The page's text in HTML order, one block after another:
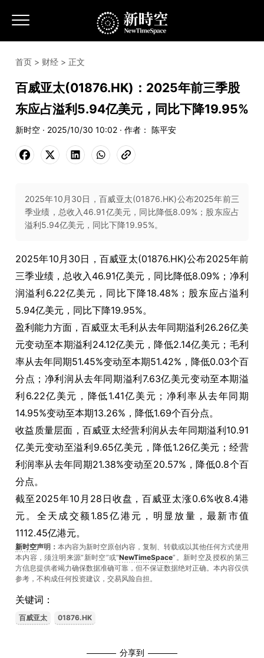
首页 > 财经 > 正文
百威亚太(01876.HK)：2025年前三季股
东应占溢利5.94亿美元，同比下降19.95%
新时空 · 2025/10/30 10:02 · 作者： 陈平安
2025年10月30日，百威亚太(01876.HK)公布2025年前三
季业绩，总收入46.91亿美元，同比降低8.09%；股东应占
溢利5.94亿美元，同比下降19.95%。
2025年10月30日，百威亚太(01876.HK)公布2025年前
三季业绩，总收入46.91亿美元，同比降低8.09%；净利
润溢利6.22亿美元，同比下降18.48%；股东应占溢利
5.94亿美元，同比下降19.95%。
盈利能力方面，百威亚太毛利从去年同期溢利26.26亿美
元变动至本期溢利24.12亿美元，降低2.14亿美元；毛利
率从去年同期51.45%变动至本期51.42%，降低0.03个百
分点；净利润从去年同期溢利7.63亿美元变动至本期溢
利6.22亿美元，降低1.41亿美元；净利率从去年同期
14.95%变动至本期13.26%，降低1.69个百分点。
收益质量层面，百威亚太经营利润从去年同期溢利10.91
亿美元变动至溢利9.65亿美元，降低1.26亿美元；经营
利润率从去年同期21.38%变动至20.57%，降低0.8个百
分点。
截至2025年10月28日收盘，百威亚太涨0.6%收8.4港
元。全天成交额1.85亿港元，明显放量，最新市值
1112.45亿港元。
新时空声明： 本内容为新时空原创内容，复制、转载或以其他任何方式使用
本内容，须注明来源“新时空”或“NewTimeSpace”。新时空及授权的第三
方信息提供者竭力确保数据准确可靠，但不保证数据绝对正确。本內容仅供
参考，不构成任何投资建议，交易风险自担。
关键词：
百威亚太 01876.HK
分享到